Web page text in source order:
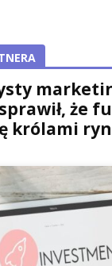
że
królami